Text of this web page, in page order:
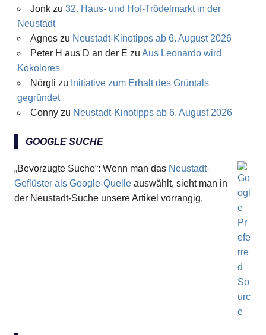
Jonkzu 32. Haus- und Hof-Trödelmarkt in der
Neustadt
Agneszu Neustadt-Kinotipps ab 6. August 2026
Peter H aus D an der E zu Aus Leonardo wird
Kokolores
Nörgli zu Initiative zum Erhalt des Grüntals
gegründet
Connyzu Neustadt-Kinotipps ab 6. August 2026
GOOGLE SUCHE
„Bevorzugte Suche“: Wenn man das Neustadt-
Geflüster als Google-Quelle auswählt, sieht man in
der Neustadt-Suche unsere Artikel vorrangig.